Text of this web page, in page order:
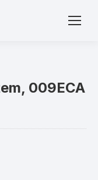
009ECA